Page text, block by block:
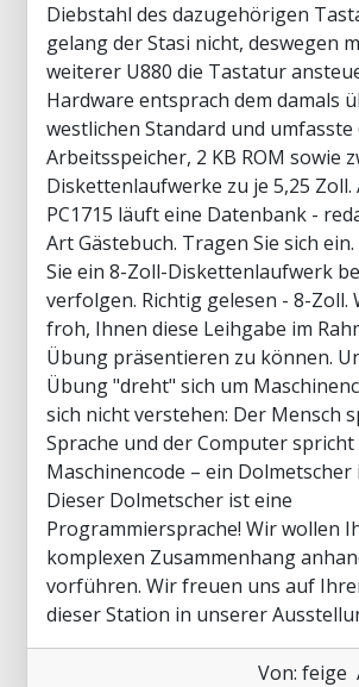
Diebstahl des dazugehörigen
gelang der Stasi nicht, deswegen
weiterer U880 die Tastatur
Hardware entsprach dem damals
westlichen Standard und umfasste
Arbeitsspeicher, 2 KB ROM sowie
Diskettenlaufwerke zu je 5,25 Zoll.
PC1715 läuft eine Datenbank -
Art Gästebuch. Tragen Sie sich
Sie ein 8-Zoll-Diskettenlaufwerk
verfolgen. Richtig gelesen - 8-Zoll.
froh, Ihnen diese Leihgabe im
Übung präsentieren zu können.
Übung "dreht" sich um
sich nicht verstehen: Der Mensch
Sprache und der Computer spricht
Maschinencode – ein Dolmetscher
Dieser Dolmetscher ist eine
Programmiersprache! Wir wollen
komplexen Zusammenhang
vorführen. Wir freuen uns auf
dieser Station in unserer
Von: feige